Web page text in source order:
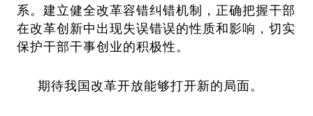
系。建立健全改革容错纠错机制，正确把握干部
在改革创新中出现失误错误的性质和影响，切实
保护干部干事创业的积极性。
期待我国改革开放能够打开新的局面。